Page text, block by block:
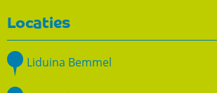
Locaties
Liduina Bemmel